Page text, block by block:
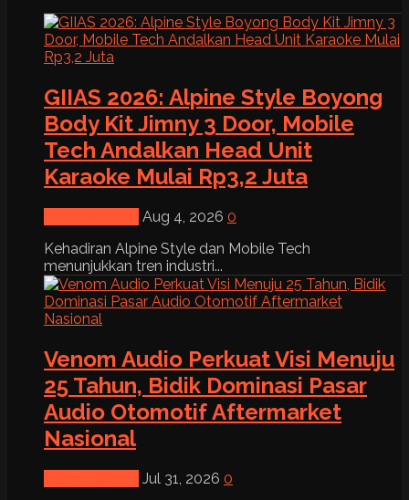
GIIAS 2026: Alpine Style Boyong
Body Kit Jimny 3 Door, Mobile
Tech Andalkan Head Unit
Karaoke Mulai Rp3,2 Juta
Aug 4, 2026 0
Kehadiran Alpine Style dan Mobile Tech
menunjukkan tren industri...
Venom Audio Perkuat Visi Menuju
25 Tahun, Bidik Dominasi Pasar
Audio Otomotif Aftermarket
Nasional
Jul 31, 2026 0